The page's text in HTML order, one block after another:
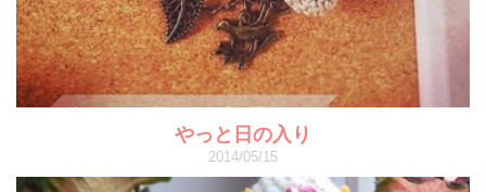
やっと日の入り
2014/05/15